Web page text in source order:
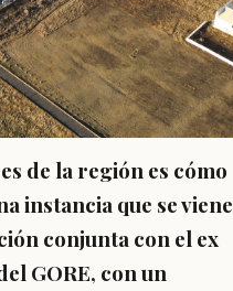
de la región es cómo
instancia que se viene
conjunta con el ex
GORE, con un